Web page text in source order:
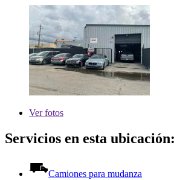
Verfotos
Servicios en esta ubicación:
Camiones para mudanza